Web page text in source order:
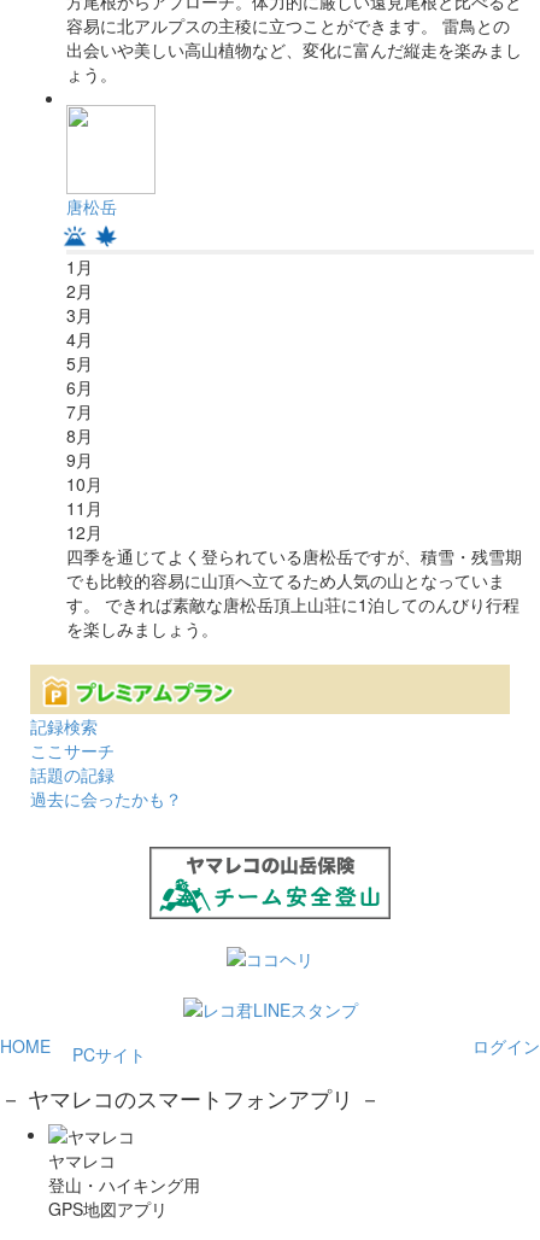
容易に北アルプスの主稜に立つことができます。 雷鳥との
出会いや美しい高山植物など、変化に富んだ縦走を楽みまし
ょう。
唐松岳
1 月
2月
3月
4月
5月
6月
7月
8月
9月
10月
11 月
12月
四季を通じてよく登られている唐松岳ですが、積雪・残雪期
でも比較的容易に山頂へ立てるため人気の山となっていま
す。 できれば素敵な唐松岳頂上山荘に1泊してのんびり行程
を楽しみましょう。
記録検索
ここサーチ
話題の記録
過去に会ったかも？
HOME ログイン
PCサイト
－ ヤマレコのスマートフォンアプリ －
ヤマレコ
登山・ハイキング用
GPS地図アプリ